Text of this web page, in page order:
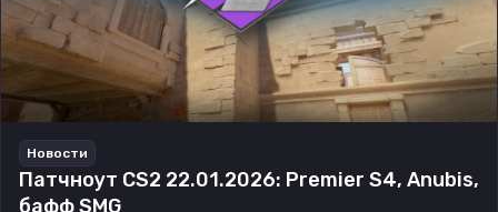
Новости
Патчноут CS2 22.01.2026: Premier S4, Anubis,
бафф SMG